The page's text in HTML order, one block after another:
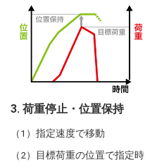
3. 荷重停止・位置保持
指定速度で移動
目標荷重の位置で指定時